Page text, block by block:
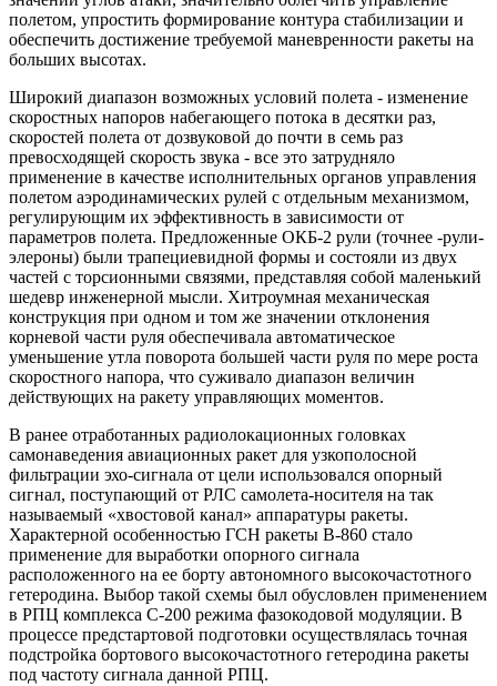
полетом, упростить формирование контура стабилизации и
обеспечить достижение требуемой маневренности ракеты на
больших высотах.
Широкий диапазон возможных условий полета - изменение
скоростных напоров набегающего потока в десятки раз,
скоростей полета от дозвуковой до почти в семь раз
превосходящей скорость звука - все это затрудняло
применение в качестве исполнительных органов управления
полетом аэродинамических рулей с отдельным механизмом,
регулирующим их эффективность в зависимости от
параметров полета. Предложенные ОКБ-2 рули (точнее -рули-
элероны) были трапециевидной формы и состояли из двух
частей с торсионными связями, представляя собой маленький
шедевр инженерной мысли. Хитроумная механическая
конструкция при одном и том же значении отклонения
корневой части руля обеспечивала автоматическое
уменьшение утла поворота большей части руля по мере роста
скоростного напора, что суживало диапазон величин
действующих на ракету управляющих моментов.
В ранее отработанных радиолокационных головках
самонаведения авиационных ракет для узкополосной
фильтрации эхо-сигнала от цели использовался опорный
сигнал, поступающий от РЛС самолета-носителя на так
называемый «хвостовой канал» аппаратуры ракеты.
Характерной особенностью ГСН ракеты В-860 стало
применение для выработки опорного сигнала
расположенного на ее борту автономного высокочастотного
гетеродина. Выбор такой схемы был обусловлен применением
в РПЦ комплекса С-200 режима фазокодовой модуляции. В
процессе предстартовой подготовки осуществлялась точная
подстройка бортового высокочастотного гетеродина ракеты
под частоту сигнала данной РПЦ.